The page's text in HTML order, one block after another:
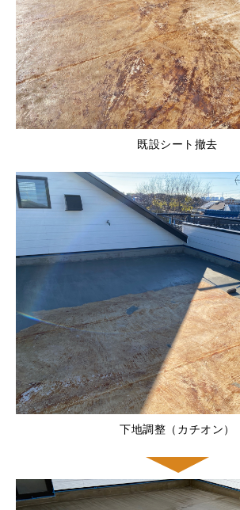
既設シート撤去
下地調整（カチオン）